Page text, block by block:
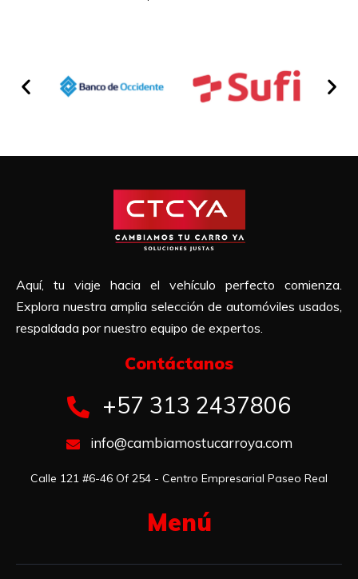
Aquí, tu viaje hacia el vehículo perfecto comienza.
Explora nuestra amplia selección de automóviles usados,
respaldada por nuestro equipo de expertos.
Contáctanos​
+57 313 2437806
info@cambiamostucarroya.com
Calle 121 #6-46 Of 254 - Centro Empresarial Paseo Real
Menú​